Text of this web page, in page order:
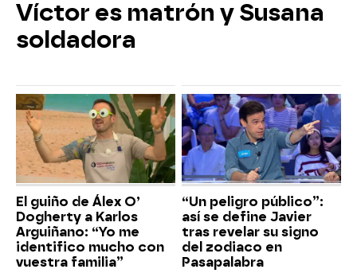
Víctor es matrón y Susana
soldadora
El guiño de Álex O’
Dogherty a Karlos
Arguiñano: “Yo me
identifico mucho con
vuestra familia”
“Un peligro público”:
así se define Javier
tras revelar su signo
del zodiaco en
Pasapalabra